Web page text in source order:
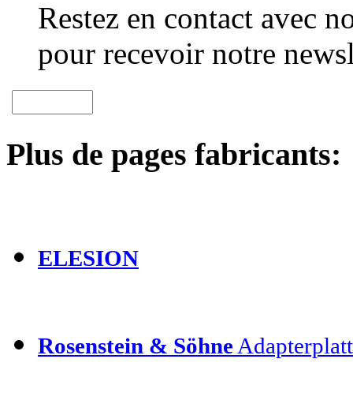
Restez en contact avec
pour recevoir notre
Plus de pages fabricants:
ELESION
Rosenstein & Söhne